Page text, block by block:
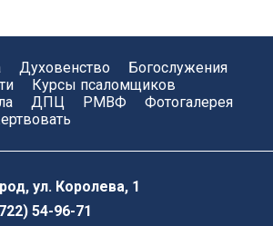
Духовенство
Богослужения
Курсы псаломщиков
ДПЦ РМВФ
Фотогалерея
ул. Королева, 1
54-96-71